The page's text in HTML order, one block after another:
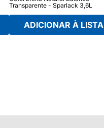
Transparente - Sparlack 3,6L
ADICIONAR À LISTA